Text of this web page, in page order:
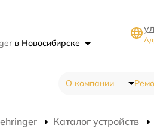
в Новосибирске
О компании
Каталог устройств